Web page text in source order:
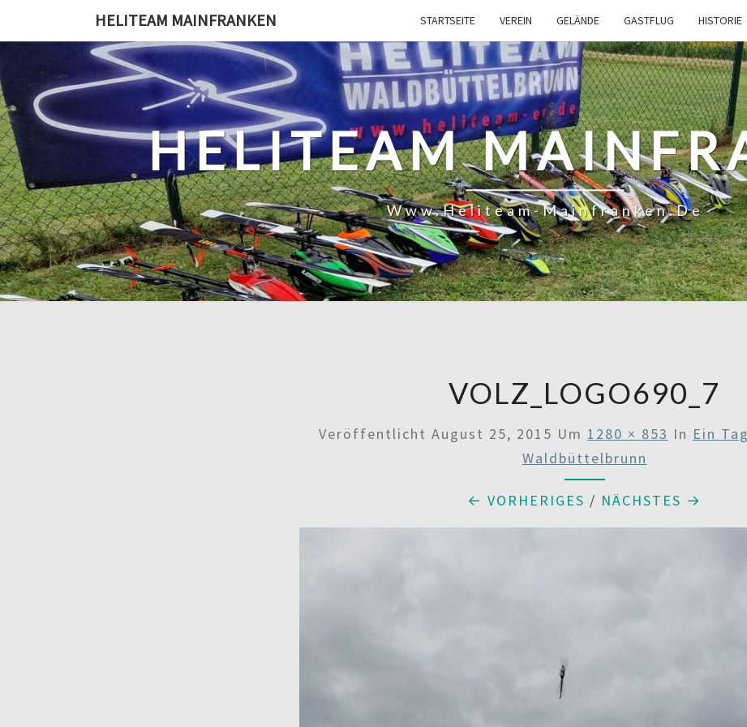
HELITEAM MAINFRANKEN STARTSEITE VEREIN GELÄNDE GASTFLUG HISTORIE
HELITEAM
Www.heliteam-Mainfranken.de
VOLZ_LOGO690_7
Veröffentlicht August 25, 2015 Um 1280 × 853 In Ein
Waldbüttelbrunn
← VORHERIGES / NÄCHSTES →